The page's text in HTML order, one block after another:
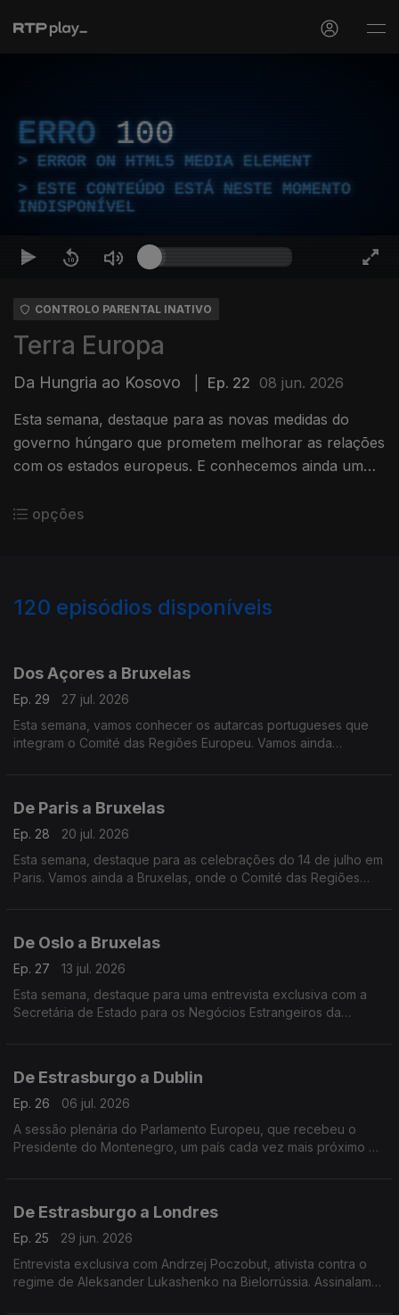
ERRO 100
ERROR ON HTML5 MEDIA ELEMENT
ESTE CONTEÚDO ESTÁ NESTE MOMENTO
INDISPONÍVEL
CONTROLO PARENTAL INATIVO
Terra Europa
Da Hungria ao Kosovo Ep. 22 08 jun. 2026
Esta semana, destaque para as novas medidas do
governo húngaro que prometem melhorar as relações
com os estados europeus. E conhecemos ainda um
mais premiado do Kosovo.
opções
120 episódios disponíveis
Dos Açores a Bruxelas
Ep. 29
27 jul. 2026
Esta semana, vamos conhecer os autarcas portugueses que
integram o Comité das Regiões Europeu. Vamos ainda
De Paris a Bruxelas
Ep. 28
20 jul. 2026
Esta semana, destaque para as celebrações do 14 de julho em
Paris. Vamos ainda a Bruxelas, onde o Comité das Regiões
De Oslo a Bruxelas
Ep. 27
13 jul. 2026
Esta semana, destaque para uma entrevista exclusiva com a
Secretária de Estado para os Negócios Estrangeiros da
De Estrasburgo a Dublin
Ep. 26
06 jul. 2026
A sessão plenária do Parlamento Europeu, que recebeu o
Presidente do Montenegro, um país cada vez mais próximo de
De Estrasburgo a Londres
Ep. 25
29 jun. 2026
Entrevista exclusiva com Andrzej Poczobut, ativista contra o
regime de Aleksander Lukashenko na Bielorrússia. Assinalamos